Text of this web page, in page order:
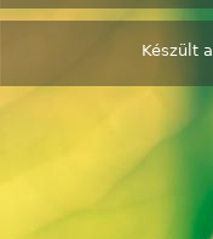
Készült a